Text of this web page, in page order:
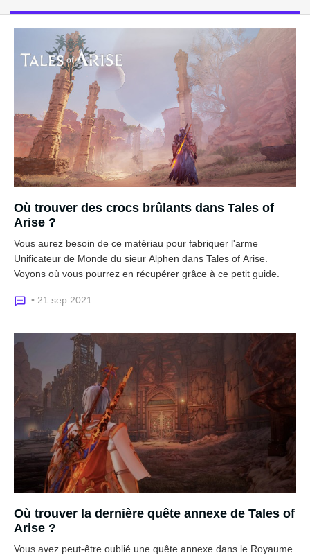
Où trouver des crocs brûlants dans Tales of
Arise ?
Vous aurez besoin de ce matériau pour fabriquer l'arme
Unificateur de Monde du sieur Alphen dans Tales of Arise.
Voyons où vous pourrez en récupérer grâce à ce petit guide.
• 21 sep 2021
Où trouver la dernière quête annexe de Tales of
Arise ?
Vous avez peut-être oublié une quête annexe dans le Royaume